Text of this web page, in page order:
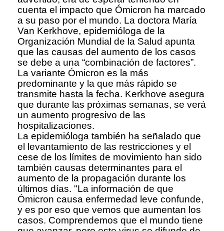
cuenta el impacto que Ómicron ha marcado
a su paso por el mundo. La doctora María
Van Kerkhove, epidemióloga de la
Organización Mundial de la Salud apunta
que las causas del aumento de los casos
se debe a una “combinación de factores”.
La variante Ómicron es la más
predominante y la que más rápido se
transmite hasta la fecha. Kerkhove asegura
que durante las próximas semanas, se verá
un aumento progresivo de las
hospitalizaciones.
La epidemióloga también ha señalado que
el levantamiento de las restricciones y el
cese de los límites de movimiento han sido
también causas determinantes para el
aumento de la propagación durante los
últimos días. "La información de que
Ómicron causa enfermedad leve confunde,
y es por eso que vemos que aumentan los
casos. Comprendemos que el mundo tiene